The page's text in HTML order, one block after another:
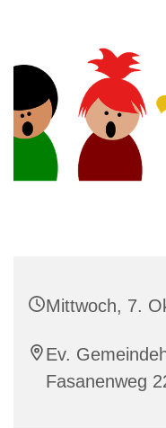
Mittwoch, 7.
Ev.
Fasanenweg